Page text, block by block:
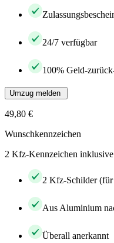
24/7 verfügbar
100% Geld-
Umzug melden
49,80 €
Wunschkennzeichen
2 Kfz-Kennzeichen
2 Kfz-Schilder
Aus Aluminium
Überall anerkannt